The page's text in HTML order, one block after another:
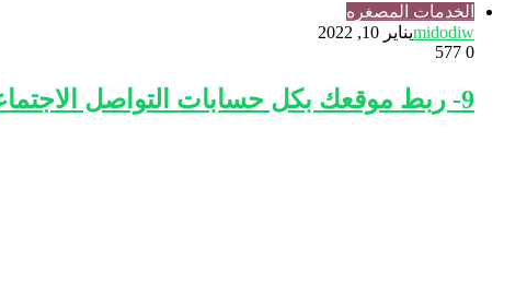
الخدمات المصغره
midodiwيناير 10, 2022
0
9- ربط موقعك بكل حسابات التواصل الاجتماعي والنشر التلقائي عليها جميعا بدون حظر